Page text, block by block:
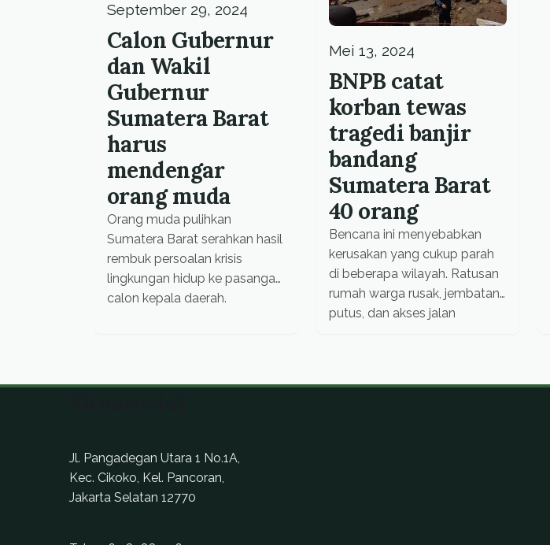
September 29, 2024
Calon Gubernur
dan Wakil
Gubernur
Sumatera Barat
harus
mendengar
orang muda
Orang muda pulihkan
Sumatera Barat serahkan hasil
rembuk persoalan krisis
lingkungan hidup ke pasangan
calon kepala daerah.
Mei 13, 2024
BNPB catat
korban tewas
tragedi banjir
bandang
Sumatera Barat
40 orang
Bencana ini menyebabkan
kerusakan yang cukup parah
di beberapa wilayah. Ratusan
rumah warga rusak, jembatan
putus, dan akses jalan
dilewati.
Jl. Pangadegan Utara 1 No.1A,
Kec. Cikoko, Kel. Pancoran,
Jakarta Selatan 12770